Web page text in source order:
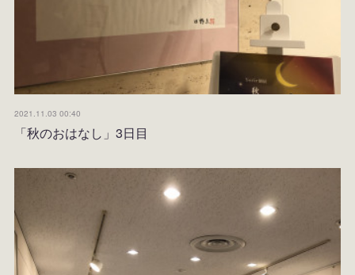
2021.11.03 00:40
「秋のおはなし」3日目